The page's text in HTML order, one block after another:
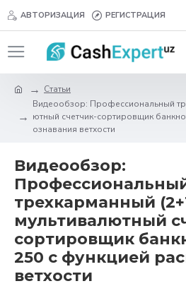
АВТОРИЗАЦИЯ РЕГИСТРАЦИЯ
Статьи
Видеообзор: Профессиональный
ютный счетчик-сортировщик
ознавания ветхости
Видеообзор:
трехкарманный
мультивалютный
сортировщик
250 с функцией
ветхости